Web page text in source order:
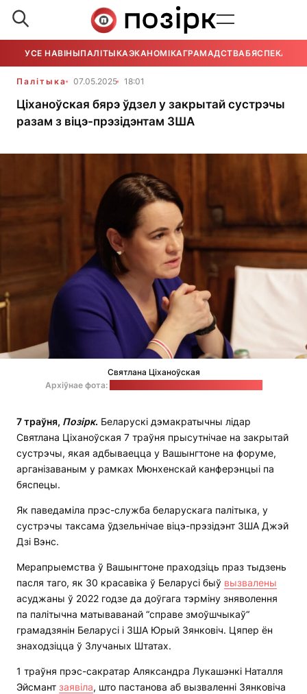
УСЕ НАВІНЫПАЛІТЫКАЭКАНОМІКАГРАМАДСТВАБЯСПЕКА
Палітыка 07.05.2025 18:01
Ціханоўская бярэ ўдзел у закрытай сустрэчы
разам з віцэ-прэзідэнтам ЗША
Святлана Ціханоўская
Архіўнае фота:
7траўня, Позірк. Беларускі дэмакратычны лідар
Святлана Ціханоўская 7 траўня прысутнічае на закрытай
сустрэчы, якая адбываецца у Вашынгтоне на форуме,
арганізаваным у рамках Мюнхенскай канферэнцыі па
бяспецы.
Як паведаміла прэс-служба беларускага палітыка, у
сустрэчы таксама ўдзельнічае віцэ-прэзідэнт ЗША Джэй
Дзі Вэнс.
Мерапрыемства ў Вашынгтоне праходзіць праз тыдзень
пасля таго, як 30 красавіка ў Беларусі быў вызвалены
асуджаны ў 2022 годзе да доўгага тэрміну зняволення
па палітычна матываванай “справе змоўшчыкаў“
грамадзянін Беларусі і ЗША Юрый Зянковіч. Цяпер ён
знаходзіцца ў Злучаных Штатах.
1 траўня прэс-сакратар Аляксандра Лукашэнкі Наталля
Эйсмант заявіла, што пастанова аб вызваленні Зянковіча